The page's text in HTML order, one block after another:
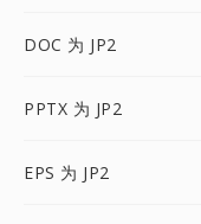
DOC 为 JP2
PPTX 为 JP2
EPS 为 JP2